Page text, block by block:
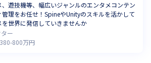
、遊技機等、幅広いジャンルのエンタメコンテン
管理をお任せ！SpineやUnityのスキルを活かして
を世界に発信していきませんか
ー
380-800万円